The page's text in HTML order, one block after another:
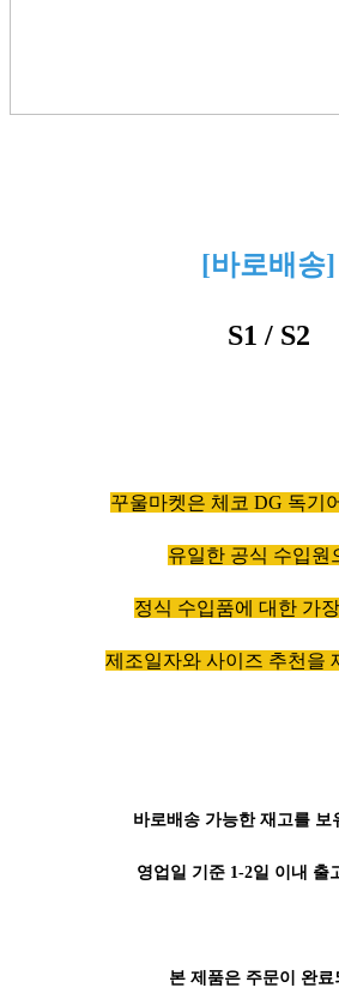
[바로배송]
S1 / S2
꾸울마켓은 체코 DG 독기
유일한 공식 수입원
정식 수입품에 대한 가
제조일자와 사이즈 추천을
바로배송 가능한 재고를 보
영업일 기준 1-2일 이내 출
본 제품은 주문이 완료